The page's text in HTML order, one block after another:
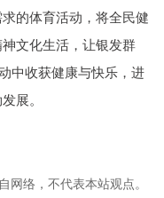
的体育活动，将全民健
文化生活，让银发群
中收获健康与快乐，进
展。
网络，不代表本站观点。